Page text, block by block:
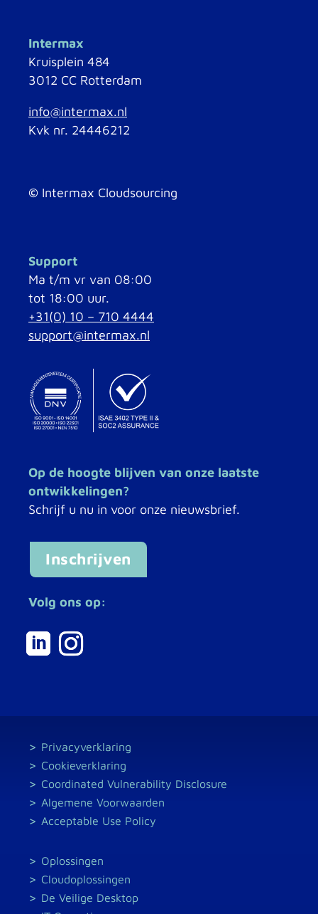
Intermax
Kruisplein 484
3012 CC Rotterdam
info@intermax.nl
Kvk nr. 24446212
© Intermax Cloudsourcing
Support
Ma t/m vr van 08:00
tot 18:00 uur.
+31(0) 10 – 710 4444
support@intermax.nl
Op de hoogte blijven van onze laatste
ontwikkelingen?
Schrijf u nu in voor onze nieuwsbrief.
Inschrijven
Volg ons op:
Privacyverklaring
Cookieverklaring
Coordinated Vulnerability Disclosure
Algemene Voorwaarden
Acceptable Use Policy
Oplossingen
Cloudoplossingen
De Veilige Desktop